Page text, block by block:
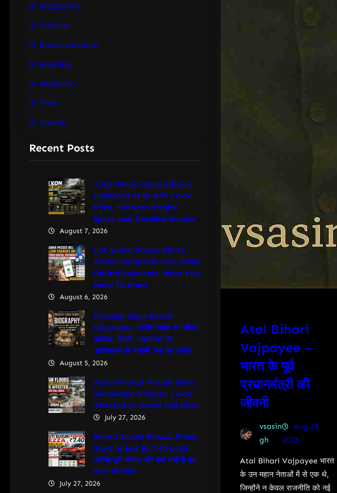
Biography
Culture
Entertainment
Mobility
Research
Tech
trends
Recent Posts
Tata Nexon Camo Edition
Launched at Rs 9.99 Lakh:
Price, Features, Engine
Specs, and Detailed Review
August 7, 2026
Lok Sabha Passes Bill To
Allow Charges On UPI, Other
Digital Payments: What You
Need To Know
August 6, 2026
Pradeep Singh Rawat
Biography: प्रदीप रावत का जीवन,
करियर, फिल्में, ‘महाभारत’ के
अश्वत्थामा से ‘गजनी’ तक का सफर
August 5, 2026
Assam Floods Visuals Show
Submerged Villages, Lakhs
Affected as Death Toll Rises
July 27, 2026
Maruti Suzuki Brezza Prices
Start at Just Rs 7.40 Lakh:
जानिए पूरी कीमत और क्यों मची है इस
SUV की चर्चा?
July 27, 2026
Atal Bihari
Vajpayee –
भारत के पूर्व
प्रधानमंत्री की
जीवनी
vsasin
gh
Aug 28,
2025
Atal Bihari Vajpayee भारत
के उन महान नेताओं में से एक थे,
जिन्होंने न केवल राजनीति को नई